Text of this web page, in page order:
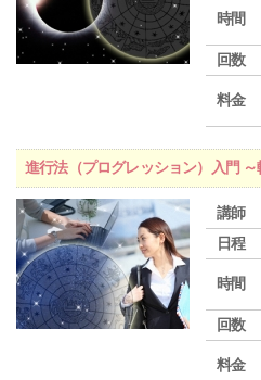
時間
回数
料金
進行法（プログレッション）入門
講師
日程
時間
回数
料金